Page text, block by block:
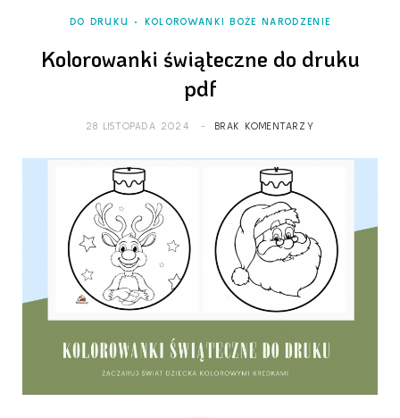
DO DRUKU KOLOROWANKI BOŻE NARODZENIE
Kolorowanki świąteczne do druku
pdf
28 LISTOPADA 2024 BRAK KOMENTARZY